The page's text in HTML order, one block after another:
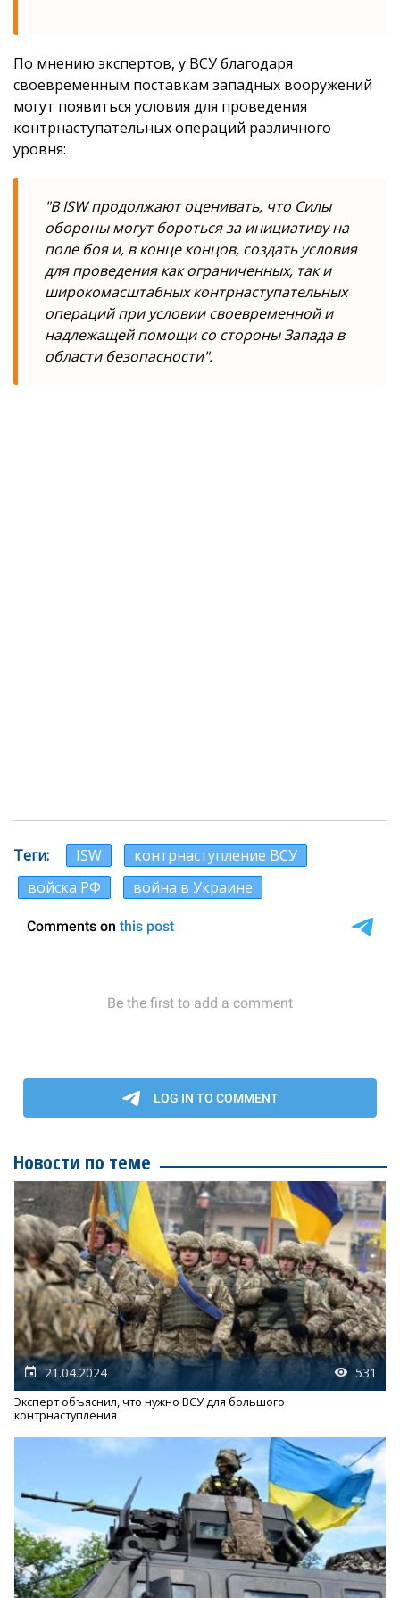
По мнению экспертов, у ВСУ благодаря
своевременным поставкам западных вооружений
могут появиться условия для проведения
контрнаступательных операций различного
уровня:
"В ISW продолжают оценивать, что Силы
обороны могут бороться за инициативу на
поле боя и, в конце концов, создать условия
для проведения как ограниченных, так и
широкомасштабных контрнаступательных
операций при условии своевременной и
надлежащей помощи со стороны Запада в
области безопасности".
Теги ISW
контрнаступление ВСУ
войска РФ
война в Украине
Новости по теме
21.04.2024 531
Эксперт объяснил, что нужно ВСУ для большого
контрнаступления